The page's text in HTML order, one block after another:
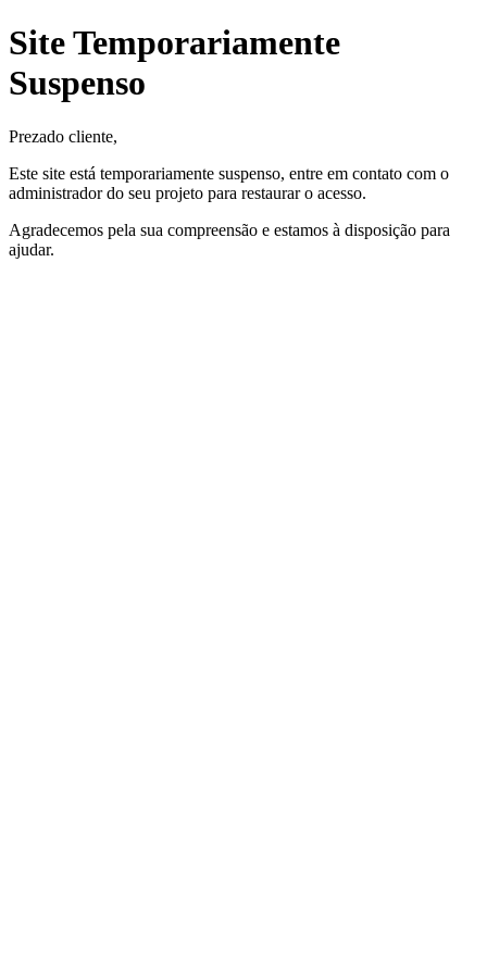
Site Temporariamente
Suspenso
Prezado cliente,
Este site está temporariamente suspenso, entre em contato com o
administrador do seu projeto para restaurar o acesso.
Agradecemos pela sua compreensão e estamos à disposição para
ajudar.